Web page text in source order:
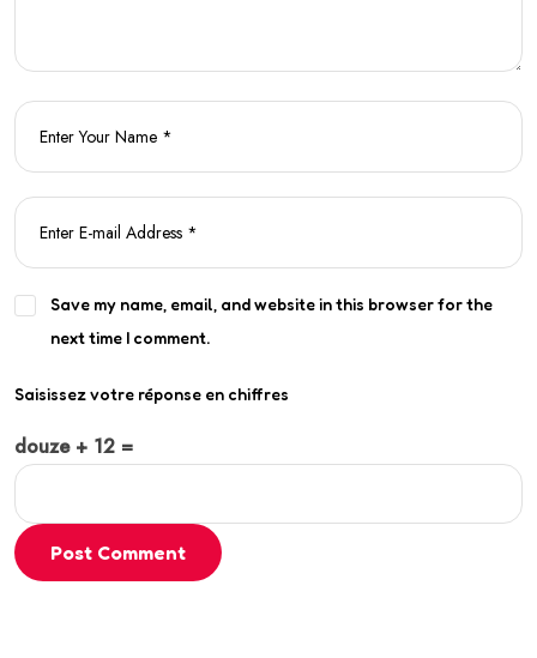
Save my name, email, and website in this browser for the
next time I comment.
Saisissez votre réponse en chiffres
douze + 12 =
Post Comment